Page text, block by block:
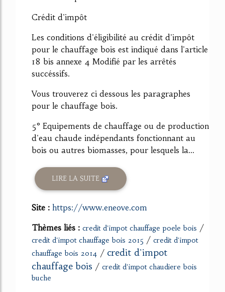
Crédit d'impôt
Les conditions d'éligibilité au crédit d'impôt
pour le chauffage bois est indiqué dans l'article
18 bis annexe 4 Modifié par les arrêtés
succéssifs.
Vous trouverez ci dessous les paragraphes
pour le chauffage bois.
5° Equipements de chauffage ou de production
d'eau chaude indépendants fonctionnant au
bois ou autres biomasses, pour lesquels la...
LIRE LA SUITE
Site : https://www.eneove.com
Thèmes liés : credit d'impot chauffage poele bois /
credit d'impot chauffage bois 2015 / credit d'impot
chauffage bois 2014 / credit d'impot
chauffage bois / credit d'impot chaudiere bois
buche